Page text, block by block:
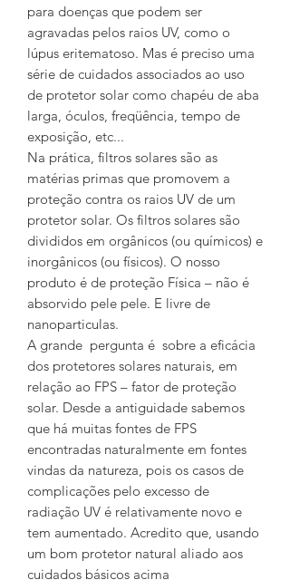
para doenças que podem ser
agravadas pelos raios UV, como o
lúpus eritematoso. Mas é preciso uma
série de cuidados associados ao uso
de protetor solar como chapéu de aba
larga, óculos, freqüência, tempo de
exposição, etc...
Na prática, filtros solares são as
matérias primas que promovem a
proteção contra os raios UV de um
protetor solar. Os filtros solares são
divididos em orgânicos (ou químicos) e
inorgânicos (ou físicos). O nosso
produto é de proteção Física – não é
absorvido pele pele. E livre de
nanoparticulas.
A grande pergunta é sobre a eficácia
dos protetores solares naturais, em
relação ao FPS – fator de proteção
solar. Desde a antiguidade sabemos
que há muitas fontes de FPS
encontradas naturalmente em fontes
vindas da natureza, pois os casos de
complicações pelo excesso de
radiação UV é relativamente novo e
tem aumentado. Acredito que, usando
um bom protetor natural aliado aos
cuidados básicos acima